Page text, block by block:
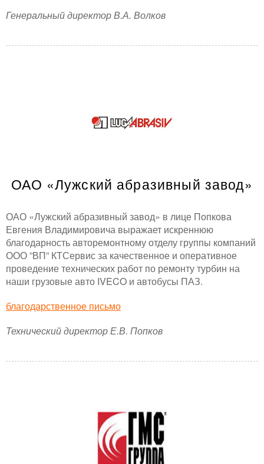
Генеральный директор В.А. Волков
ОАО «Лужский абразивный завод»
ОАО «Лужский абразивный завод» в лице Попкова
Евгения Владимировича выражает искреннюю
благодарность авторемонтному отделу группы компаний
ООО ”ВП” КТСервис за качественное и оперативное
проведение технических работ по ремонту турбин на
наши грузовые авто IVECO и автобусы ПАЗ.
благодарственное письмо
Технический директор Е.В. Попков